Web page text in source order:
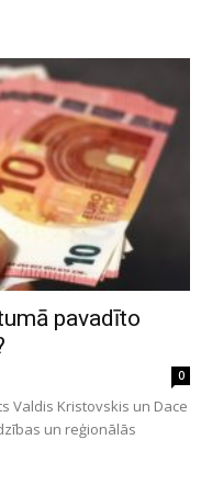
pavadīto
0
Valdis Kristovskis un Dace
un reģionālās